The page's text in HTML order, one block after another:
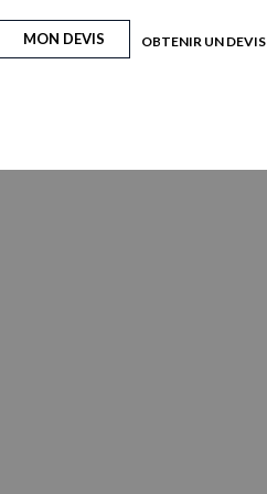
MON DEVIS OBTENIR UN DEVIS